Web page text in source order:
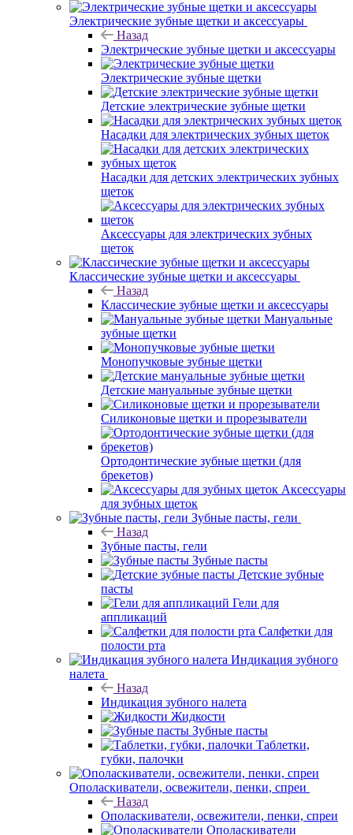
Электрические зубные щетки и аксессуары
Назад
Электрические зубные щетки и аксессуары
Электрические зубные щетки
Детские электрические зубные щетки
Насадки для электрических зубных щеток
Насадки для детских электрических зубных
щеток
Аксессуары для электрических зубных
щеток
Классические зубные щетки и аксессуары
Назад
Классические зубные щетки и аксессуары
Мануальные
зубные щетки
Монопучковые зубные щетки
Детские мануальные зубные щетки
Силиконовые щетки и прорезыватели
Ортодонтические зубные щетки (для
брекетов)
Аксессуары
для зубных щеток
Зубные пасты, гели
Назад
Зубные пасты, гели
Зубные пасты
Детские зубные
пасты
Гели для
аппликаций
Салфетки для
полости рта
Индикация зубного
налета
Назад
Индикация зубного налета
Жидкости
Зубные пасты
Таблетки,
губки, палочки
Ополаскиватели, освежители, пенки, спреи
Назад
Ополаскиватели, освежители, пенки, спреи
Ополаскиватели